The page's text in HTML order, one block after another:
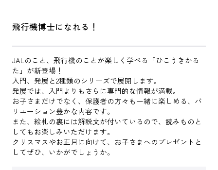
飛行機博士になれる！
JALのこと、飛行機のことが楽しく学べる「ひこうきかる
た」が新登場！
入門、発展と2種類のシリーズで展開します。
発展では、入門よりもさらに専門的な情報が満載。
お子さまだけでなく、保護者の方々も一緒に楽しめる、バ
リエーション豊かな内容です。
また、絵札の裏には解説文が付いているので、読みものと
してもお楽しみいただけます。
クリスマスやお正月に向けて、お子さまへのプレゼントと
してぜひ、いかがでしょうか。